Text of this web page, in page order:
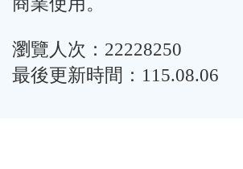
瀏覽人次：22228250
最後更新時間：115.08.06